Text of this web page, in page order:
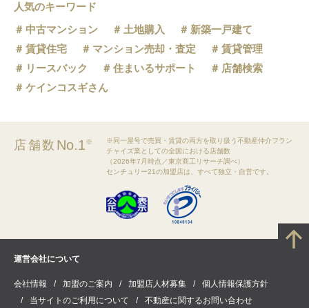
人気のキーワード
中古マンション
土地購入
新築一戸建て
賃貸住宅
マンション売却・査定
賃貸管理
リースバック
住まいるサポート
店舗検索
ケインコスギさん
店舗数 No.1※
※同一屋号で売買・賃貸の両方を取り扱う不動産仲介フラン
チャイズ業としての全国における店舗数
（2026年7月時点／東京商工リサーチ調べ）
センチュリー21の加盟店は、すべて独立・自営です。
運営会社について
会社情報 加盟のご案内 加盟店人材募集
個人情報保護方針
当サイトのご利用について
不動産に関するお問い合わせ